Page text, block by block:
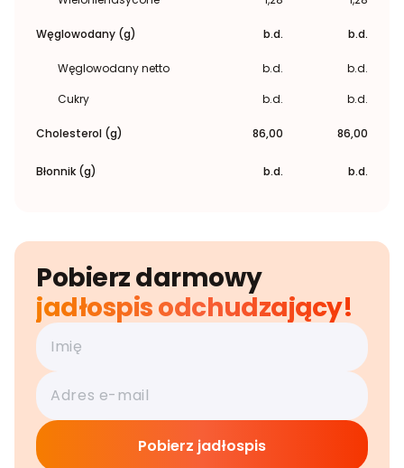
Węglowodany (g) b.d. b.d.
Węglowodany netto b.d.
b.d.
Cukry
b.d. b.d.
Cholesterol (g) 86,00 86,00
Błonnik (g) b.d. b.d.
Pobierz darmowy
jadłospis odchudzający!